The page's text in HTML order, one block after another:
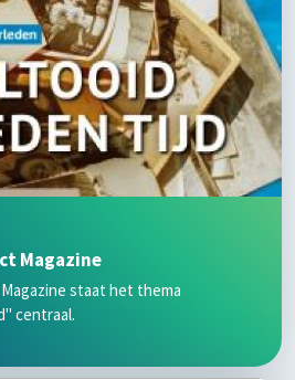
Magazine
staat het thema
centraal.